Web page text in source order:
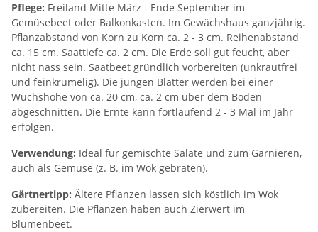
Pflege: Freiland Mitte März - Ende September im
Gemüsebeet oder Balkonkasten. Im Gewächshaus ganzjährig.
Pflanzabstand von Korn zu Korn ca. 2 - 3 cm. Reihenabstand
ca. 15 cm. Saattiefe ca. 2 cm. Die Erde soll gut feucht, aber
nicht nass sein. Saatbeet gründlich vorbereiten (unkrautfrei
und feinkrümelig). Die jungen Blätter werden bei einer
Wuchshöhe von ca. 20 cm, ca. 2 cm über dem Boden
abgeschnitten. Die Ernte kann fortlaufend 2 - 3 Mal im Jahr
erfolgen.
Verwendung: Ideal für gemischte Salate und zum Garnieren,
auch als Gemüse (z. B. im Wok gebraten).
Gärtnertipp: Ältere Pflanzen lassen sich köstlich im Wok
zubereiten. Die Pflanzen haben auch Zierwert im
Blumenbeet.